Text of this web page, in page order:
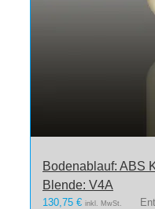
Bodenablauf: ABS
Blende: V4A
130,75 € inkl. MwSt.